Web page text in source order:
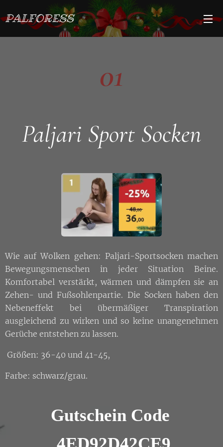
PALFORESS
01
Paljari Sport Socken
Wie auf Wolken gehen: Paljari-Sportsocken machen
Bewegungsmenschen in jeder Situation Beine.
Komfortabel verstärkt, wärmen und dämpfen sie an
Zehen- und Fußsohlenpartie. Die Socken haben den
Nebeneffekt bei übermäßiger Transpiration
ausgleichend zu wirken und so keine unangenehmen
Gerüche entstehen zu lassen.
Größen: 36-40 und 41-45,
Farbe: schwarz/grau.
Gutschein Code